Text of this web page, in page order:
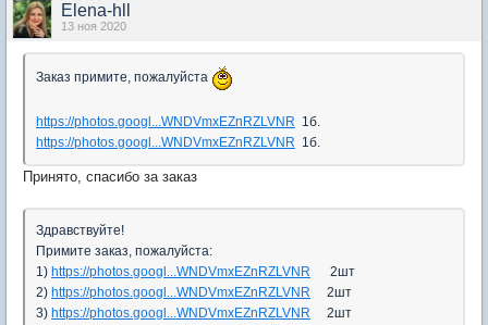
Elena-hll
13 ноя 2020
Заказ примите, пожалуйста
https://photos.googl...WNDVmxEZnRZLVNR 1б.
https://photos.googl...WNDVmxEZnRZLVNR 1б.
Принято, спасибо за заказ
Здравствуйте!
Примите заказ, пожалуйста:
1) https://photos.googl...WNDVmxEZnRZLVNR 2шт
2) https://photos.googl...WNDVmxEZnRZLVNR 2шт
3) https://photos.googl...WNDVmxEZnRZLVNR 2шт